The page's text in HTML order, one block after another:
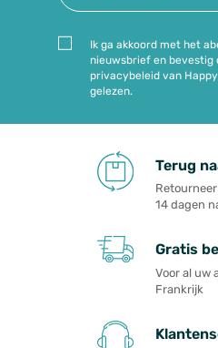
Ik ga akkoord met het
nieuwsbrief en bevestig
privacybeleid van
gelezen.
Terug
14 dagen
Gratis
Voor al uw
Frankrijk